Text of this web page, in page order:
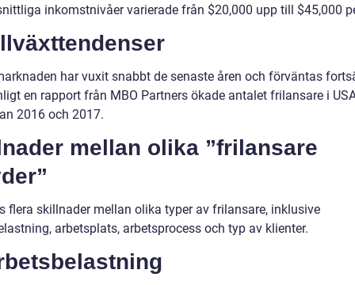
inkomstnivåer varierade från $20,000 upp till $45,000
har vuxit snabbt de senaste åren och förväntas
en rapport från MBO Partners ökade antalet frilansare i
2016 och 2017.
mellan olika ”frilansare
flera skillnader mellan olika typer av frilansare, inklusive
arbetsplats, arbetsprocess och typ av klienter.